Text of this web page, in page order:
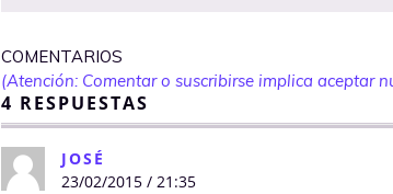
COMENTARIOS
(Atención: Comentar o suscribirse implica aceptar
4 RESPUESTAS
JOSÉ
23/02/2015 / 21:35